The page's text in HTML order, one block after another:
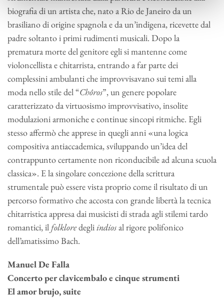
biografia di un artista che, nato a Rio de Janeiro da un
brasiliano di origine spagnola e da un’indigena, ricevette dal
padre soltanto i primi rudimenti musicali. Dopo la
prematura morte del genitore egli si mantenne come
violoncellista e chitarrista, entrando a far parte dei
complessini ambulanti che improvvisavano sui temi alla
moda nello stile del “Chôros”, un genere popolare
caratterizzato da virtuosismo improvvisativo, insolite
modulazioni armoniche e continue sincopi ritmiche. Egli
stesso affermò che apprese in quegli anni «una logica
compositiva antiaccademica, sviluppando un’idea del
contrappunto certamente non riconducibile ad alcuna scuola
classica». E la singolare concezione della scrittura
strumentale può essere vista proprio come il risultato di un
percorso formativo che accosta con grande libertà la tecnica
chitarristica appresa dai musicisti di strada agli stilemi tardo
romantici, il folkloredegliindiosal rigore polifonico
dell’amatissimo Bach.
Manuel De Falla
Concerto per clavicembalo e cinque strumenti
El amor brujo, suite